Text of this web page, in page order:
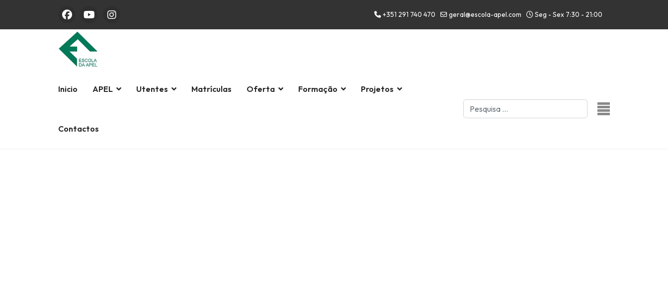
+351 291 740 470 geral@escola-apel.com Seg - Sex 7:30 - 21:00
Inicio APEL Utentes Matrículas Oferta Formação Projetos
Contactos
Pesquisar